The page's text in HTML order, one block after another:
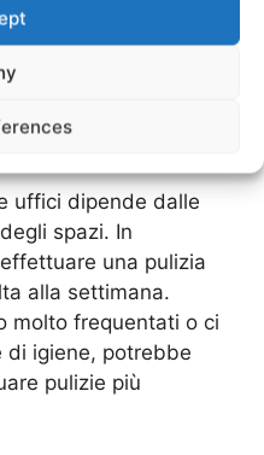
sicuro per i
Ma quando è il
fatte?
uffici dipende dalle
spazi. In
una pulizia
alla settimana.
molto frequentati o ci
di igiene, potrebbe
pulizie più